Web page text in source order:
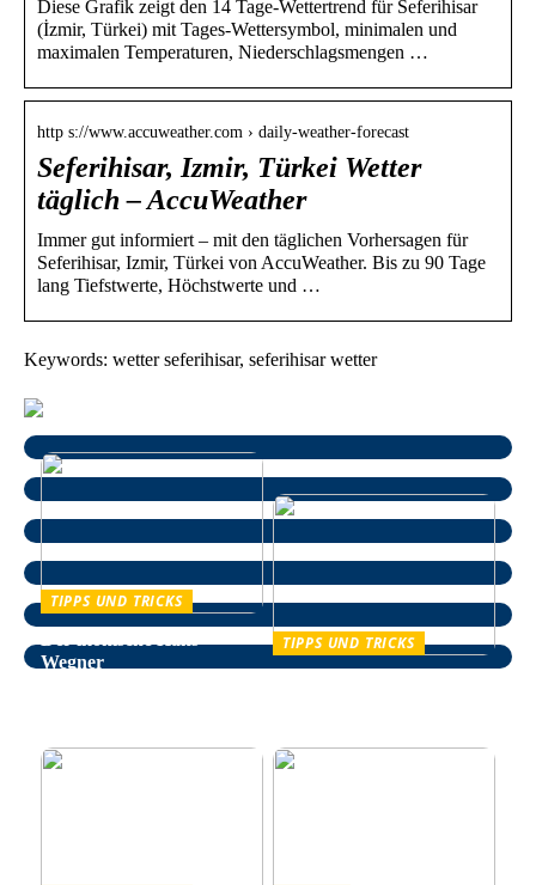
Diese Grafik zeigt den 14 Tage-Wettertrend für Seferihisar
(İzmir, Türkei) mit Tages-Wettersymbol, minimalen und
maximalen Temperaturen, Niederschlagsmengen …
http s://www.accuweather.com › daily-weather-forecast
Seferihisar, Izmir, Türkei Wetter
täglich – AccuWeather
Immer gut informiert – mit den täglichen Vorhersagen für
Seferihisar, Izmir, Türkei von AccuWeather. Bis zu 90 Tage
lang Tiefstwerte, Höchstwerte und …
Keywords: wetter seferihisar, seferihisar wetter
TIPPS UND TRICKS
Wegner
TIPPS UND TRICKS